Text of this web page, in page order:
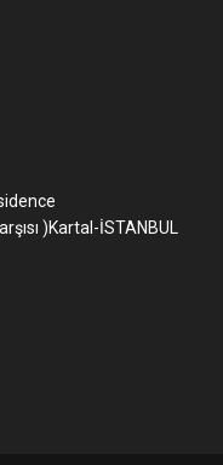
)Kartal-İSTANBUL